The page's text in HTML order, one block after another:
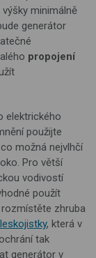
minimálně
generátor
propojení
elektrického
použijte
možná nejvlhčí
Pro větší
vodivostí
použít
zhruba
, která v
tak
generátor v